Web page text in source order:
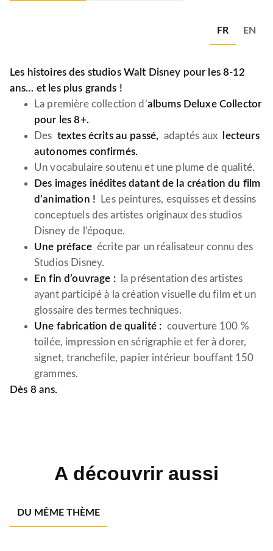
FR EN
Les histoires des studios Walt Disney pour les 8-12
ans… et les plus grands !
La première collection d’albums Deluxe Collector
pour les 8+.
Des textes écrits au passé, adaptés aux
lecteurs
autonomes confirmés.
Un vocabulaire soutenu et une plume de qualité.
Des images inédites datant de la création du film
d’animation ! Les peintures, esquisses et dessins
conceptuels des artistes originaux des studios
Disney de l’époque.
Une préfaceécrite par un réalisateur connu des
Studios Disney.
En fin d’ouvrage :la présentation des artistes
ayant participé à la création visuelle du film et un
glossaire des termes techniques.
Une fabrication de qualité : couverture 100 %
toilée, impression en sérigraphie et fer à dorer,
signet, tranchefile, papier intérieur bouffant 150
grammes.
Dès 8 ans.
A découvrir aussi
DU MÊME THÈME